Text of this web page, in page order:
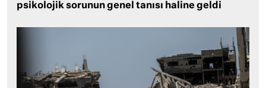
psikolojik sorunun genel tanısı haline geldi